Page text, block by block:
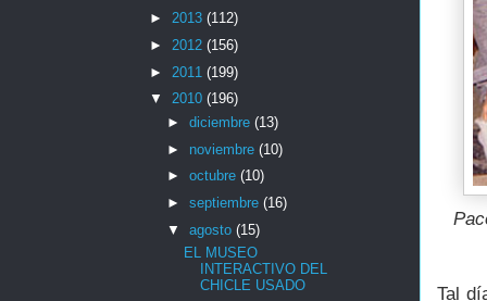
Tal
► 2013 (112)
► 2012 (156)
► 2011 (199)
▼ 2010 (196)
► diciembre (13)
► noviembre (10)
► octubre (10)
► septiembre (16)
▼ agosto (15)
EL MUSEO
INTERACTIVO DEL
CHICLE USADO